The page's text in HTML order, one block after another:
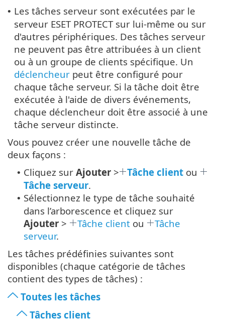
• Les tâches serveur sont exécutées par le
serveur ESET PROTECT sur lui-même ou sur
d'autres périphériques. Des tâches serveur
ne peuvent pas être attribuées à un client
ou à un groupe de clients spécifique. Un
déclencheur peut être configuré pour
chaque tâche serveur. Si la tâche doit être
exécutée à l'aide de divers événements,
chaque déclencheur doit être associé à une
tâche serveur distincte.
Vous pouvez créer une nouvelle tâche de
deux façons :
• Cliquez sur Ajouter > Tâche client ou
Tâche serveur.
• Sélectionnez le type de tâche souhaité
dans l’arborescence et cliquez sur
Ajouter > Tâche client ou
Tâche
serveur.
Les tâches prédéfinies suivantes sont
disponibles (chaque catégorie de tâches
contient des types de tâches) :
Toutes les tâches
Tâches client